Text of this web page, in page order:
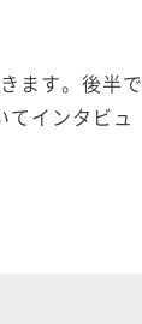
ます。後半で
てインタビュ